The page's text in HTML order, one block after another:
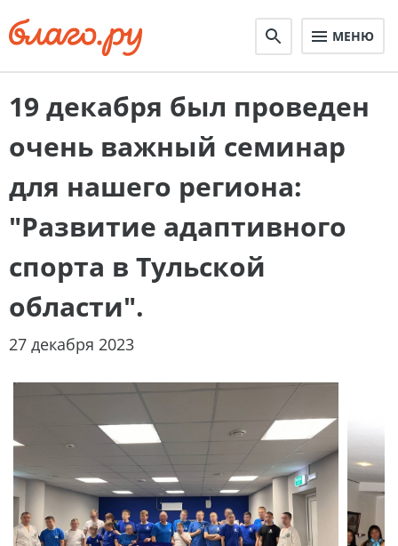
МЕНЮ
19 декабря был проведен
очень важный семинар
для нашего региона:
"Развитие адаптивного
спорта в Тульской
области".
27 декабря 2023